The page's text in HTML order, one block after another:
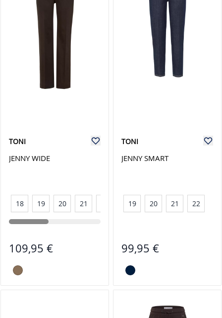
TONI
JENNY WIDE
18 19 20 21 23 38 40 42
109,95 €
TONI
JENNY SMART
19 20 21 22
99,95 €